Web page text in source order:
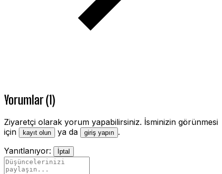
Yorumlar (1)
Ziyaretçi olarak yorum yapabilirsiniz. İsminizin görünmesi
için
kayıt olun ya da giriş yapın .
Yanıtlanıyor:
İptal